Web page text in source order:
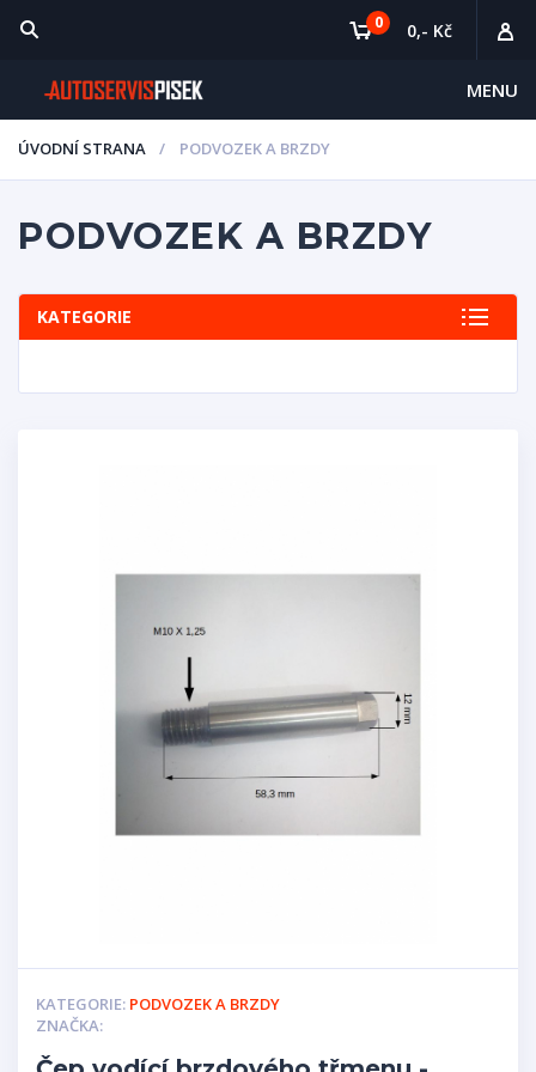
MENU
0 0,- Kč
ÚVODNÍ STRANA PODVOZEK A BRZDY
PODVOZEK A BRZDY
KATEGORIE
KATEGORIE: PODVOZEK A BRZDY
ZNAČKA: